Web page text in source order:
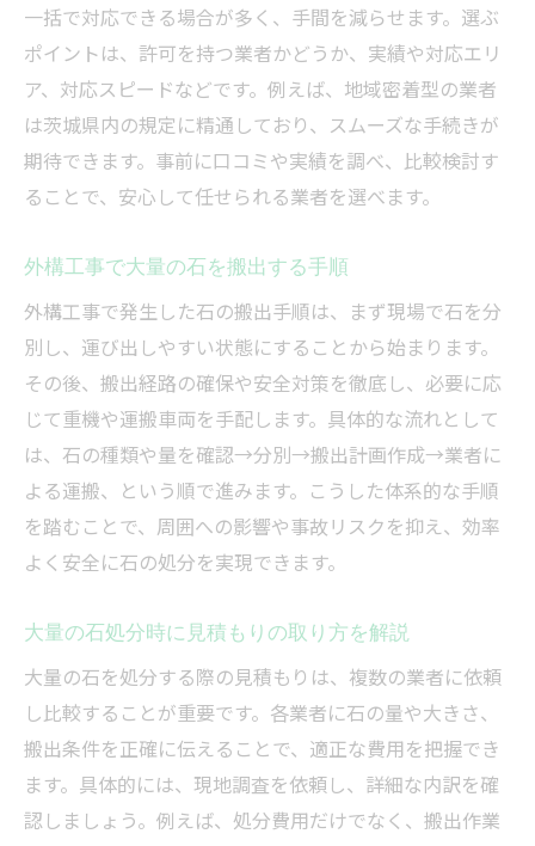
一括で対応できる場合が多く、手間を減らせます。選ぶ
ポイントは、許可を持つ業者かどうか、実績や対応エリ
ア、対応スピードなどです。例えば、地域密着型の業者
は茨城県内の規定に精通しており、スムーズな手続きが
期待できます。事前に口コミや実績を調べ、比較検討す
ることで、安心して任せられる業者を選べます。
外構工事で大量の石を搬出する手順
外構工事で発生した石の搬出手順は、まず現場で石を分
別し、運び出しやすい状態にすることから始まります。
その後、搬出経路の確保や安全対策を徹底し、必要に応
じて重機や運搬車両を手配します。具体的な流れとして
は、石の種類や量を確認→分別→搬出計画作成→業者に
よる運搬、という順で進みます。こうした体系的な手順
を踏むことで、周囲への影響や事故リスクを抑え、効率
よく安全に石の処分を実現できます。
大量の石処分時に見積もりの取り方を解説
大量の石を処分する際の見積もりは、複数の業者に依頼
し比較することが重要です。各業者に石の量や大きさ、
搬出条件を正確に伝えることで、適正な費用を把握でき
ます。具体的には、現地調査を依頼し、詳細な内訳を確
認しましょう。例えば、処分費用だけでなく、搬出作業